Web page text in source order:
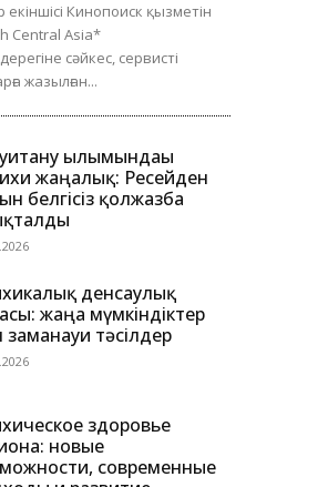
Кинопоиск қызметін
Central Asia*
сәйкес, сервисті
жазылған...
ғылымындағы
жаңалық: Ресейден
белгісіз қолжазба
денсаулық
жаңа мүмкіндіктер
заманауи тәсілдер
здоровье
новые
современные